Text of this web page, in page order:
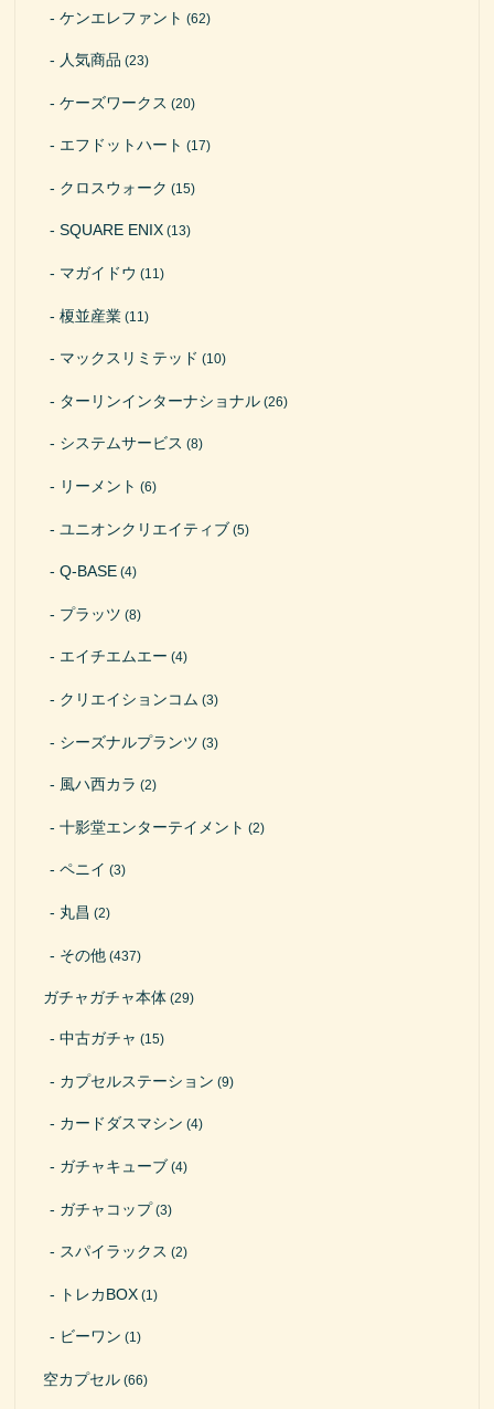
ケンエレファント (62)
人気商品 (23)
ケーズワークス (20)
エフドットハート (17)
クロスウォーク (15)
SQUARE ENIX (13)
マガイドウ (11)
榎並産業 (11)
マックスリミテッド (10)
ターリンインターナショナル (26)
システムサービス (8)
リーメント (6)
ユニオンクリエイティブ (5)
Q-BASE (4)
プラッツ (8)
エイチエムエー (4)
クリエイションコム (3)
シーズナルプランツ (3)
風ハ西カラ (2)
十影堂エンターテイメント (2)
ペニイ (3)
丸昌 (2)
その他 (437)
ガチャガチャ本体 (29)
中古ガチャ (15)
カプセルステーション (9)
カードダスマシン (4)
ガチャキューブ (4)
ガチャコップ(3)
スパイラックス (2)
トレカBOX (1)
ビーワン (1)
空カプセル (66)